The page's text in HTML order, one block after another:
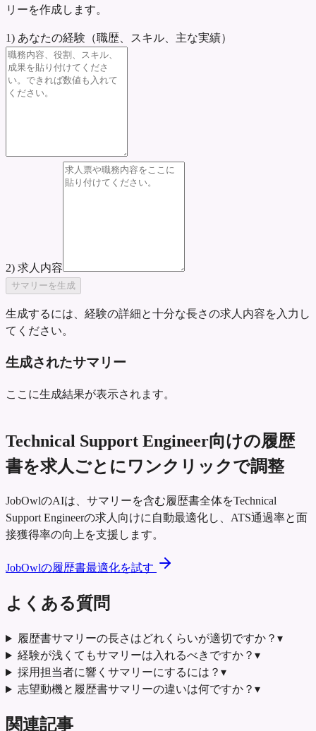
リーを作成します。
1) あなたの経験（職歴、スキル、主な実績）
2) 求人内容
サマリーを生成
生成するには、経験の詳細と十分な長さの求人内容を入力し
てください。
生成されたサマリー
ここに生成結果が表示されます。
Technical Support Engineer向けの履歴
書を求人ごとにワンクリックで調整
JobOwlのAIは、サマリーを含む履歴書全体をTechnical
Support Engineerの求人向けに自動最適化し、ATS通過率と面
接獲得率の向上を支援します。
JobOwlの履歴書最適化を試す
よくある質問
履歴書サマリーの長さはどれくらいが適切ですか？ ▾
経験が浅くてもサマリーは入れるべきですか？ ▾
採用担当者に響くサマリーにするには？ ▾
志望動機と履歴書サマリーの違いは何ですか？ ▾
関連記事